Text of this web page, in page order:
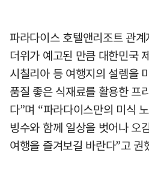
파라다이스 호텔앤리조트 관
더위가 예고된 만큼 대한민국
시칠리아 등 여행지의 설렘을
품질 좋은 식재료를 활용한 프
다”며 “파라다이스만의 미식
빙수와 함께 일상을 벗어나 오
여행을 즐겨보길 바란다”고 권